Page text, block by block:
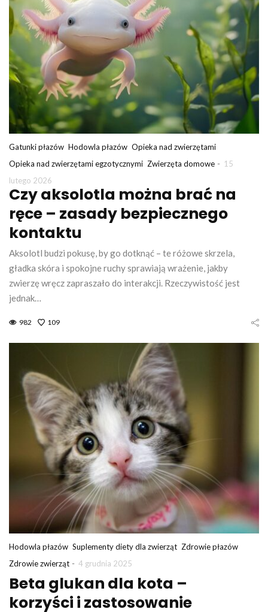
Gatunki płazów Hodowla płazów Opieka nad zwierzętami
Opieka nad zwierzętami egzotycznymi Zwierzęta domowe - 15
lutego 2026
Czy aksolotla można brać na
ręce – zasady bezpiecznego
kontaktu
Aksolotl budzi pokusę, by go dotknąć – te różowe skrzela,
gładka skóra i spokojne ruchy sprawiają wrażenie, jakby
zwierzę wręcz zapraszało do interakcji. Rzeczywistość jest
jednak…
982 109
Hodowla płazów Suplementy diety dla zwierząt Zdrowie płazów
Zdrowie zwierząt - 4 grudnia 2025
Beta glukan dla kota –
korzyści i zastosowanie